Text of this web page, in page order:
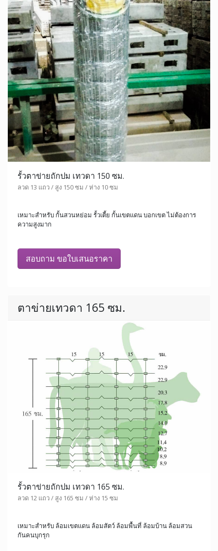
รั้วตาข่ายถักปม เทวดา 150 ซม.
ลวด 13 แถว / สูง 150 ซม / ห่าง 10 ซม
เหมาะสำหรับ กั้นสวนหย่อม รั้วเตี้ย กั้นเขตแดน บอกเขต ไม่ต้องการ
ความสูงมาก
สอบถาม ขอใบเสนอราคา
ตาข่ายเทวดา 165 ซม.
รั้วตาข่ายถักปม เทวดา 165 ซม.
ลวด 12 แถว / สูง 165 ซม / ห่าง 15 ซม
เหมาะสำหรับ ล้อมเขตแดน ล้อมสัตว์ ล้อมพื้นที่ ล้อมบ้าน ล้อมสวน
กันคนบุกรุก